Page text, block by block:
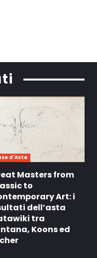
d'Aste
Masters from
to
Art: i
dell’asta
tra
Koons ed